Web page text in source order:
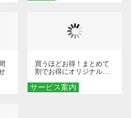
サービス案内
買うほどお得！まとめて
割でお得にオリジナルグ